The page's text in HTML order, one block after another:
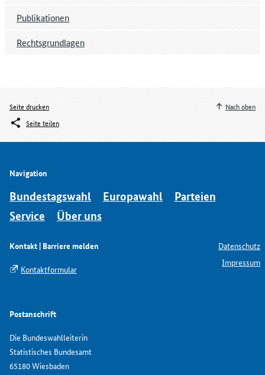
Publikationen
Rechtsgrundlagen
Seite drucken
Seite teilen
Nach oben
Navigation
Bundestagswahl Europawahl
Parteien
Service
Über uns
Kontakt | Barriere melden
Kontaktformular
Postanschrift
Die Bundeswahlleiterin
Statistisches Bundesamt
65180 Wiesbaden
Datenschutz
Impressum